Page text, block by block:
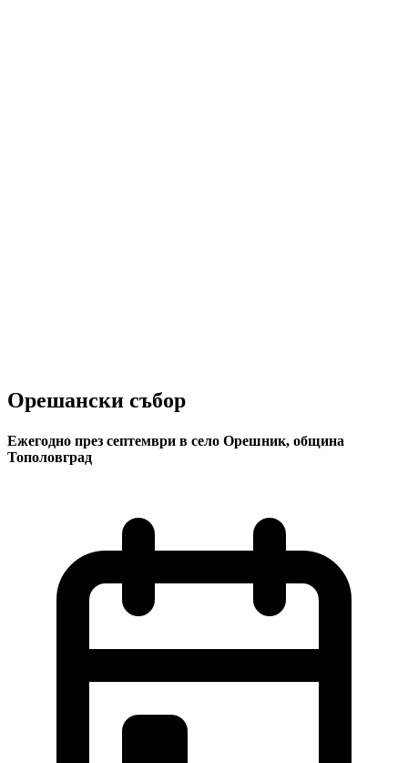
Орешански събор
Ежегодно през септември в село Орешник, община
Тополовград